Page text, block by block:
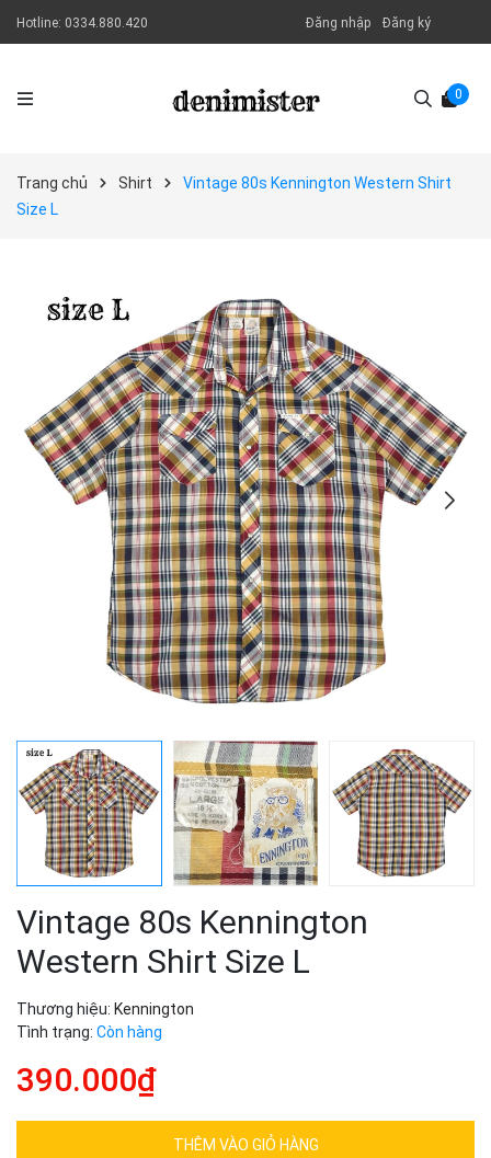
Hotline: 0334.880.420 Đăng nhập Đăng ký
0
Trang chủ Shirt
Vintage 80s Kennington Western Shirt
Size L
Vintage 80s Kennington
Western Shirt Size L
Thương hiệu: Kennington
Tình trạng: Còn hàng
390.000₫
THÊM VÀO GIỎ HÀNG